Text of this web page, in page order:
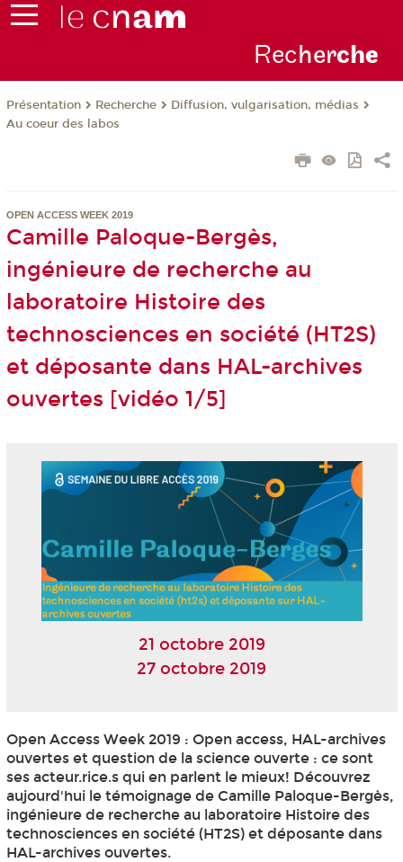
Recherche
Présentation Recherche
Diffusion, vulgarisation, médias
Au coeur des labos
OPEN ACCESS WEEK 2019
Camille Paloque-Bergès,
ingénieure de recherche au
laboratoire Histoire des
technosciences en société (HT2S)
et déposante dans HAL-archives
ouvertes [vidéo 1/5]
21 octobre 2019
27 octobre 2019
Open Access Week 2019 : Open access, HAL-archives
ouvertes et question de la science ouverte : ce sont
ses acteur.rice.s qui en parlent le mieux! Découvrez
aujourd'hui le témoignage de Camille Paloque-Bergès,
ingénieure de recherche au laboratoire Histoire des
technosciences en société (HT2S) et déposante dans
HAL-archives ouvertes.